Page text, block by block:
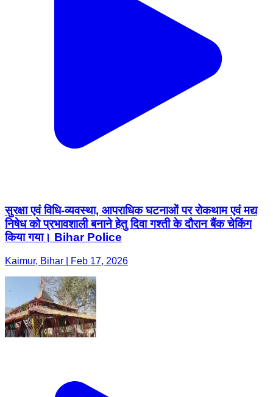
सुरक्षा एवं विधि-व्यवस्था, आपराधिक घटनाओं पर रोकथाम एवं मद्य
निषेध को प्रभावशाली बनाने हेतु दिवा गश्ती के दौरान बैंक चेकिंग
किया गया। Bihar Police
Kaimur, Bihar | Feb 17, 2026